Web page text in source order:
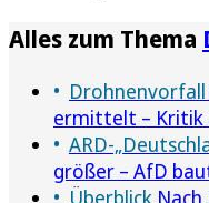
Alles zum Thema
Drohnenvorfall
ermittelt – Kritik
ARD-
größer – AfD
Überblick